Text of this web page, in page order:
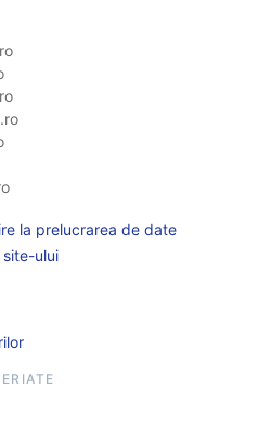
la prelucrarea de date
ului